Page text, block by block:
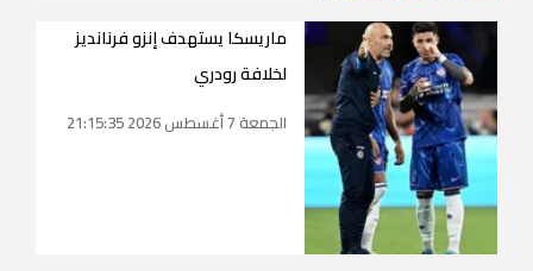
ماريسكا يستهدف إنزو فرنانديز
لخلافة رودري
الجمعة 7 أغسطس 2026 21:15:35